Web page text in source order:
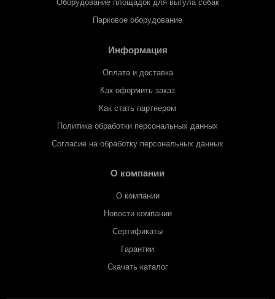
Оборудование площадок для выгула собак
Парковое оборудование
Информация
Оплата и доставка
Как оформить заказ
Как стать партнером
Политика обработки персональных данных
Согласие на обработку персональных данных
О компании
О компании
Новости компании
Сертификаты
Гарантии
Скачать каталог